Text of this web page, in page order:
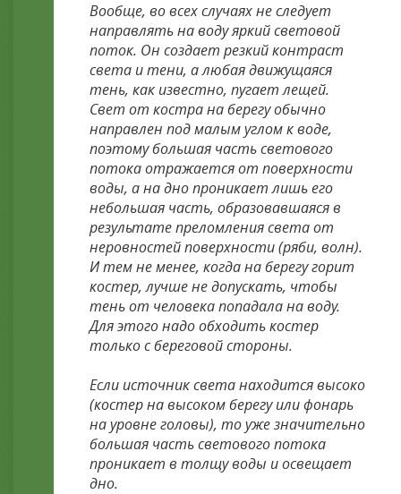
Вообще, во всех случаях не следует
направлять на воду яркий световой
поток. Он создает резкий контраст
света и тени, а любая движущаяся
тень, как известно, пугает лещей.
Свет от костра на берегу обычно
направлен под малым углом к воде,
поэтому большая часть светового
потока отражается от поверхности
воды, а на дно проникает лишь его
небольшая часть, образовавшаяся в
результате преломления света от
неровностей поверхности (ряби, волн).
И тем не менее, когда на берегу горит
костер, лучше не допускать, чтобы
тень от человека попадала на воду.
Для этого надо обходить костер
только с береговой стороны.
Если источник света находится высоко
(костер на высоком берегу или фонарь
на уровне головы), то уже значительно
большая часть светового потока
проникает в толщу воды и освещает
дно.